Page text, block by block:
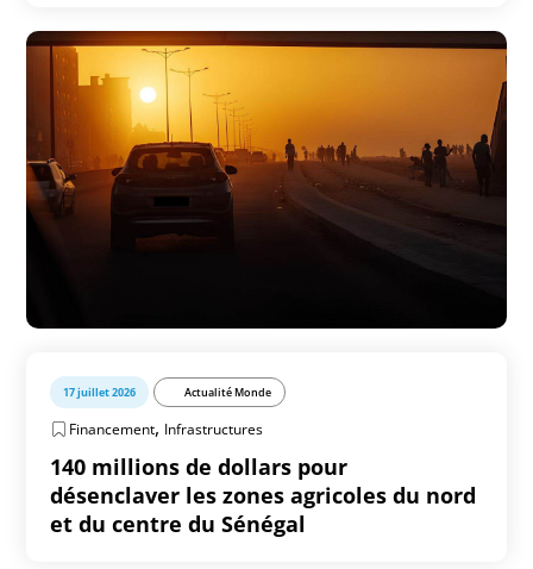
17 juillet 2026 Actualité Monde
Financement, Infrastructures
140 millions de dollars pour
désenclaver les zones agricoles du nord
et du centre du Sénégal